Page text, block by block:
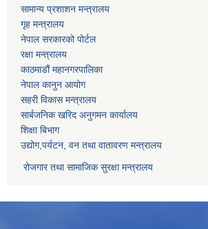
सामान्य प्रशाशन मन्त्रालय
गृह मन्त्रालय
नेपाल सरकारको पोर्टल
रक्षा मन्त्रालय
काठमाडौं महानगरपालिका
नेपाल कानुन आयोग
सहरी विकास मन्त्रालय
सार्बजनिक खरिद अनुगमन कार्यालय
शिक्षा बिभाग
उद्योग,पर्यटन, वन तथा वातावरण मन्त्रालय
रोजगार तथा सामाजिक सुरक्षा मन्त्रालय